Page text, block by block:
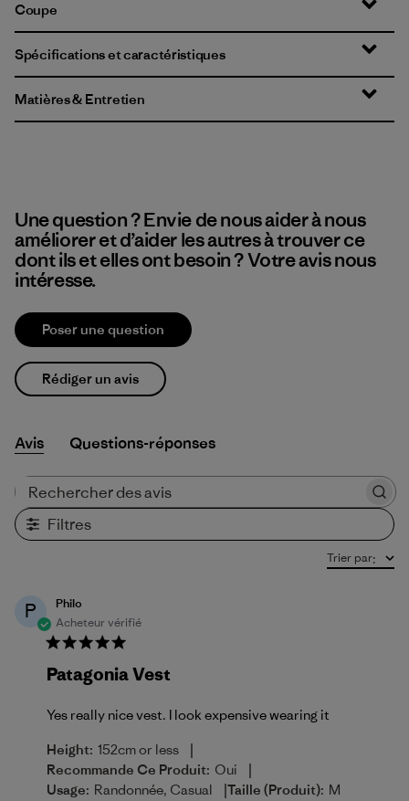
Coupe
Spécifications et caractéristiques
Matières & Entretien
Une question ? Envie de nous aider à nous
améliorer et d’aider les autres à trouver ce
dont ils et elles ont besoin ? Votre avis nous
intéresse.
Poser une question
Rédiger un avis
Avis Questions-réponses
Filtres
Trier par:
P
Philo
Acheteur vérifié
Patagonia Vest
Yes really nice vest. I look expensive wearing it
Height: 152cm or less |
Recommande Ce Produit: Oui |
Usage: Randonnée, Casual |Taille (produit): M